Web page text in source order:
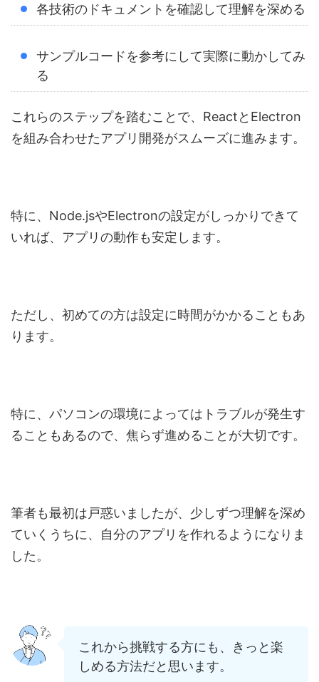
各技術のドキュメントを確認して理解を深める
サンプルコードを参考にして実際に動かしてみ
る
これらのステップを踏むことで、ReactとElectron
を組み合わせたアプリ開発がスムーズに進みます。
特に、Node.jsやElectronの設定がしっかりできて
いれば、アプリの動作も安定します。
ただし、初めての方は設定に時間がかかることもあ
ります。
特に、パソコンの環境によってはトラブルが発生す
ることもあるので、焦らず進めることが大切です。
筆者も最初は戸惑いましたが、少しずつ理解を深め
ていくうちに、自分のアプリを作れるようになりま
した。
これから挑戦する方にも、きっと楽
しめる方法だと思います。